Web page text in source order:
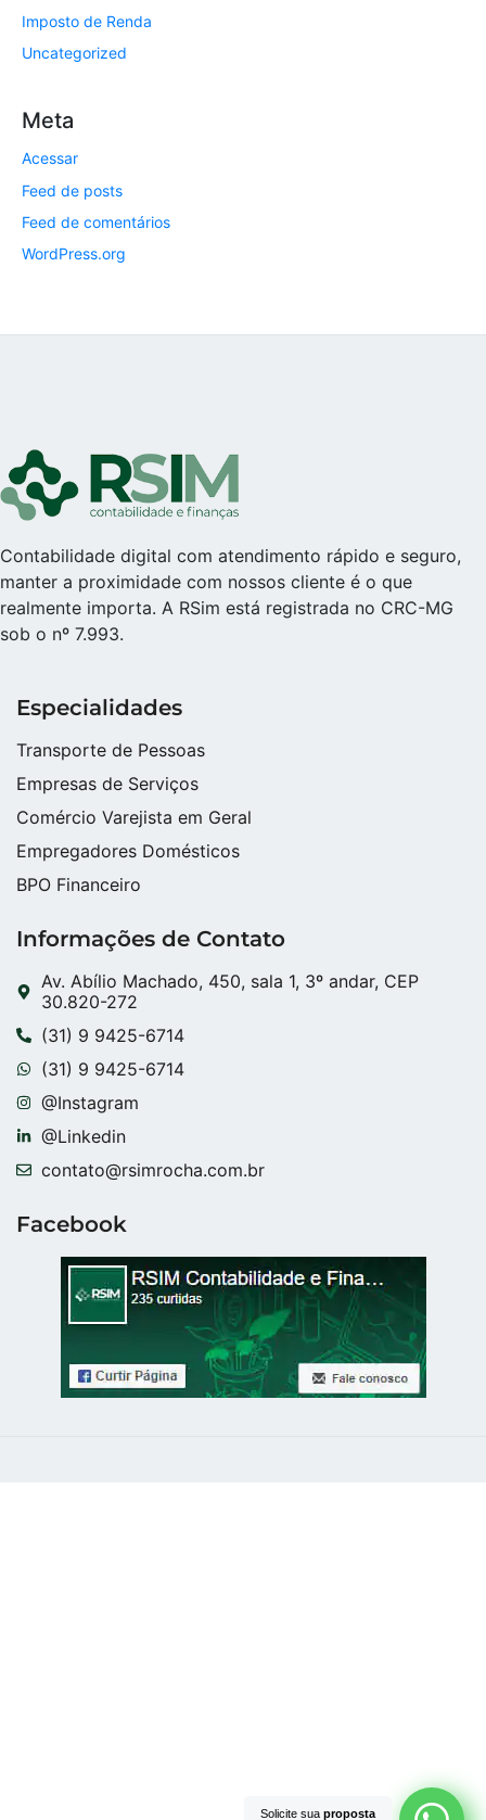
Imposto de Renda
Uncategorized
Meta
Acessar
Feed de posts
Feed de comentários
WordPress.org
Contabilidade digital com atendimento rápido e seguro,
manter a proximidade com nossos cliente é o que
realmente importa. A RSim está registrada no CRC-MG
sob o nº 7.993.
Especialidades
Transporte de Pessoas
Empresas de Serviços
Comércio Varejista em Geral
Empregadores Domésticos
BPO Financeiro
Informações de Contato
Av. Abílio Machado, 450, sala 1, 3º andar, CEP
30.820-272
(31) 9 9425-6714
(31) 9 9425-6714
@Instagram
@Linkedin
contato@rsimrocha.com.br
Facebook
Solicite sua proposta